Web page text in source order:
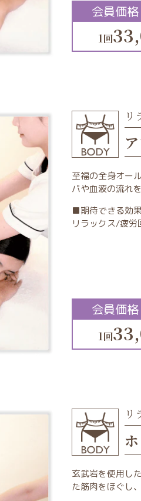
会員価格
1回
リ
至福の全身オー
パや血液の流れ
■期待できる効果
リラックス/疲
会員価格
1回
リ
玄武岩を使用し
た筋肉をほぐし